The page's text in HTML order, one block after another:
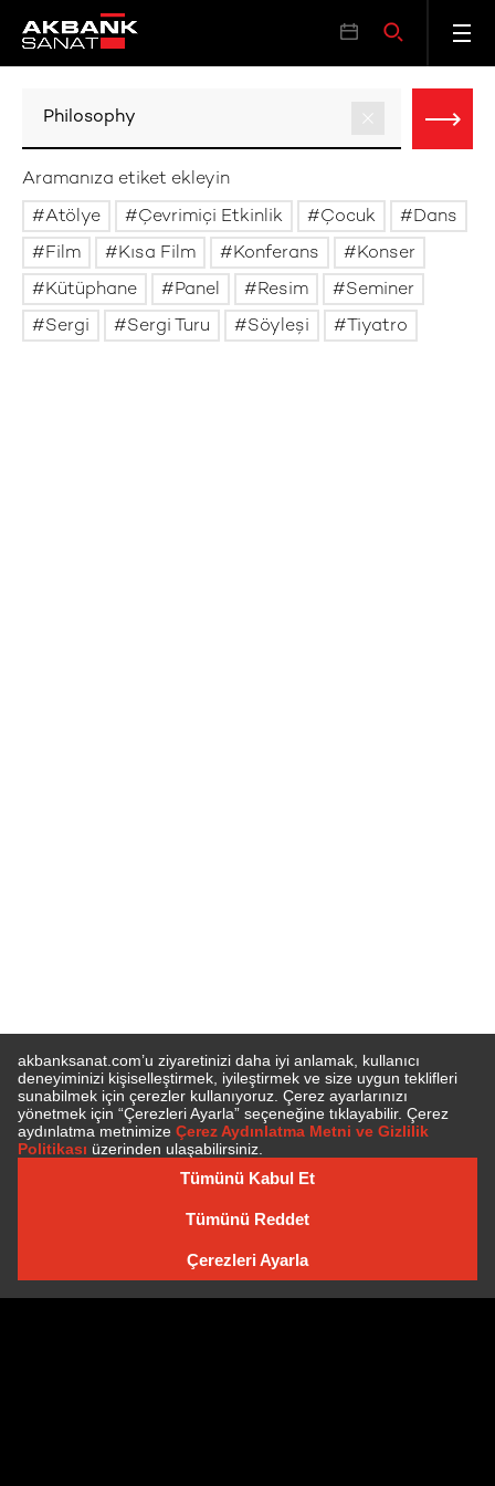
Aramanıza etiket ekleyin
Atölye
Çevrimiçi Etkinlik Çocuk
Dans
Film
Kısa Film Konferans
Konser
Kütüphane
Panel Resim
Seminer
Sergi
Sergi Turu Söyleşi Tiyatro